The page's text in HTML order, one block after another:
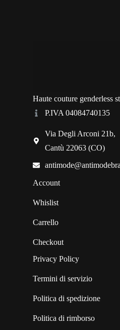
Haute couture genderless
P.IVA 04084740135
Via Degli Arconi 21b,
Cantù 22063 (CO)
Account
Whislist
Carrello
Checkout
Privacy Policy
Termini di servizio
Politica di spedizione
Politica di rimborso